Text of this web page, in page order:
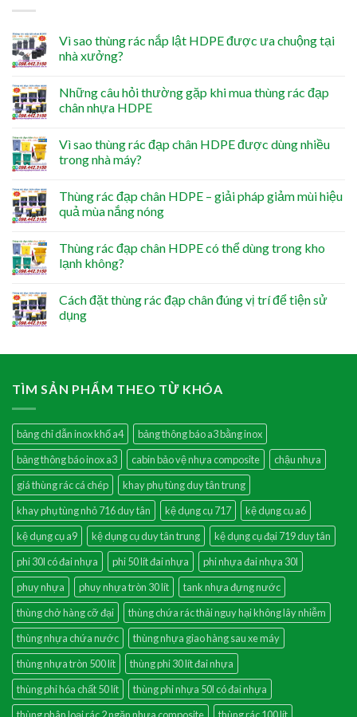
Vì sao thùng rác nắp lật HDPE được ưa chuộng tại
nhà xưởng?
Những câu hỏi thường gặp khi mua thùng rác đạp
chân nhựa HDPE
Vì sao thùng rác đạp chân HDPE được dùng nhiều
trong nhà máy?
Thùng rác đạp chân HDPE – giải pháp giảm mùi hiệu
quả mùa nắng nóng
Thùng rác đạp chân HDPE có thể dùng trong kho
lạnh không?
Cách đặt thùng rác đạp chân đúng vị trí để tiện sử
dụng
TÌM SẢN PHẨM THEO TỪ KHÓA
bảng chỉ dẫn inox khổ a4
bảng thông báo a3 bằng inox
bảng thông báo inox a3
cabin bảo vệ nhựa composite
chậu nhựa
giá thùng rác cá chép
khay phụ tùng duy tân trung
khay phụ tùng nhỏ 716 duy tân
kệ dụng cụ 717
kệ dụng cụ a6
kệ dụng cụ a9
kệ dụng cụ duy tân trung
kệ dụng cụ đại 719 duy tân
phi 30l có đai nhựa
phi 50 lít đai nhựa
phi nhựa đai nhựa 30l
phuy nhựa
phuy nhựa tròn 30 lít
tank nhựa đựng nước
thùng chở hàng cỡ đại
thùng chứa rác thải nguy hại không lây nhiễm
thùng nhựa chứa nước
thùng nhựa giao hàng sau xe máy
thùng nhựa tròn 500 lít
thùng phi 30 lít đai nhựa
thùng phi hóa chất 50 lít
thùng phi nhựa 50l có đai nhựa
thùng phân loại rác 2 ngăn nhựa composite
thùng rác 100 lít